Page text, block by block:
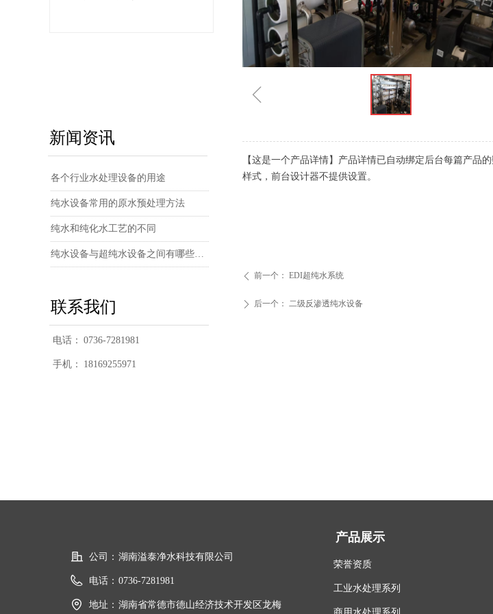
新闻资讯
各个行业水处理设备的用途
纯水设备常用的原水预处理方法
纯水和纯化水工艺的不同
纯水设备与超纯水设备之间有哪些区别？
联系我们
电话： 0736-7281981
手机： 18169255971
ꁆ
【这是一个产品详情】产品详情已自动绑定后台每篇产品
样式，前台设计器不提供设置。
ꄴ 前一个： EDI超纯水系统
ꄲ 后一个： 二级反渗透纯水设备
产品展示
荣誉资质
工业水处理系列
公司： 湖南溢泰净水科技有限公司
电话： 0736-7281981
地址： 湖南省常德市德山经济技术开发区龙梅